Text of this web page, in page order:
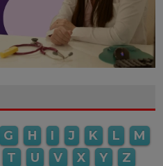
G H I J K L
M
T U V X Y Z